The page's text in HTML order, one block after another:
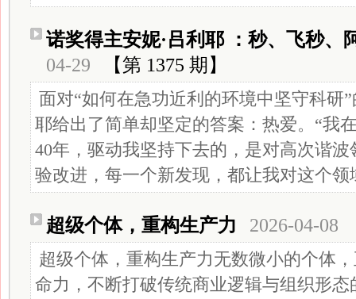
诺奖得主安妮·吕利耶 ：秒、飞秒、
04-29
【第 1375 期】
面对“如何在急功近利的环境中坚守科研
耶给出了简单却坚定的答案：热爱。“我
40年，驱动我坚持下去的，是对高次谐
验改进，每一个新发现，都让我对这个领
超级个体，重构生产力 2026-04-08
超级个体，重构生产力无数微小的个体
命力，不断打破传统商业逻辑与组织形